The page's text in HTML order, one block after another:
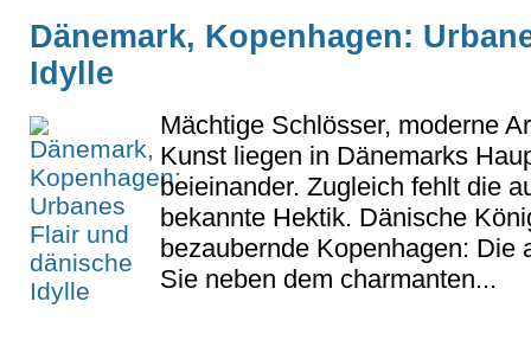
Dänemark, Kopenhagen:
Idylle
Mächtige Schlösser, moderne
Kunst liegen in Dänemarks
beieinander. Zugleich fehlt die
bekannte Hektik. Dänische
bezaubernde Kopenhagen: Die
Sie neben dem charmanten...